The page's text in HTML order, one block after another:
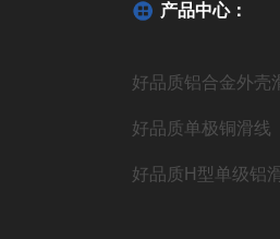
产品中心：
好品质铝合金外壳
好品质单极铜滑线
好品质H型单级铝